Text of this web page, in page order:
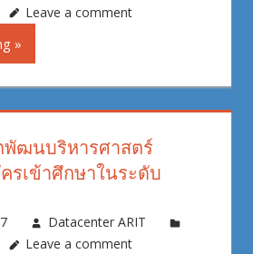
Leave a comment
ฒนบริหารศาสตร์
รเข้าศึกษาในระดับ
Datacenter ARIT
Leave a comment